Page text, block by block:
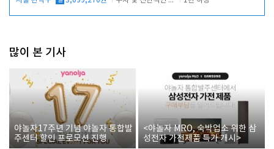
많이 본 기사
야놀자17주년 기념 야놀자 통합발
주센터 할인 프로모션 진행
<야놀자 MRO, 숙박업소 위한 삼
성전자 가전제품 특가 개시>